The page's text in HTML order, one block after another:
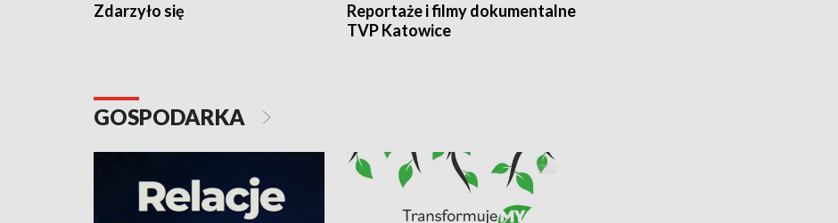
Zdarzyło się
Reportaże i filmy dokumentalne
TVP Katowice
GOSPODARKA